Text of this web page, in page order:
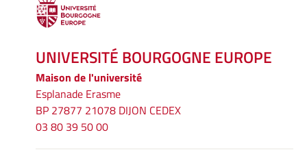
UNIVERSITÉ BOURGOGNE EUROPE
Maison de l'université
Esplanade Erasme
BP 27877 21078 DIJON CEDEX
03 80 39 50 00